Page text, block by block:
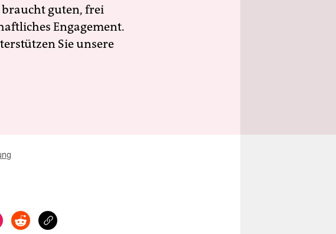
braucht guten, frei
Engagement.
Sie unsere